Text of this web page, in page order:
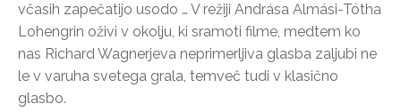
včasih zapečatijo usodo … V režiji Andrása Almási-Tótha
Lohengrin oživi v okolju, ki sramoti filme, medtem ko
nas Richard Wagnerjeva neprimerljiva glasba zaljubi ne
le v varuha svetega grala, temveč tudi v klasično
glasbo.